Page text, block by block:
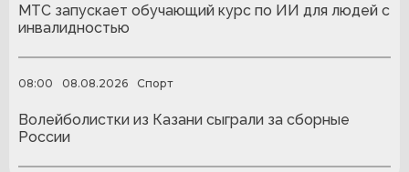
МТС запускает обучающий курс по ИИ для людей с
инвалидностью
08:00 08.08.2026 Спорт
Волейболистки из Казани сыграли за сборные
России